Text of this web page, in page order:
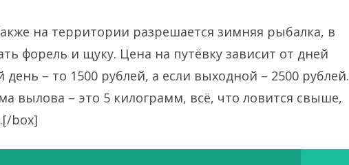
на территории разрешается зимняя рыбалка, в
форель и щуку. Цена на путёвку зависит от дней
день – то 1500 рублей, а если выходной – 2500 рублей.
вылова – это 5 килограмм, всё, что ловится свыше,
box]